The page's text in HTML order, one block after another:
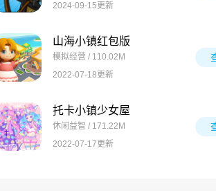
2024-09-15更新
山海小镇红包版
模拟经营 / 110.02M
2022-07-18更新
托卡小镇少女屋
休闲益智 / 171.22M
2022-07-17更新